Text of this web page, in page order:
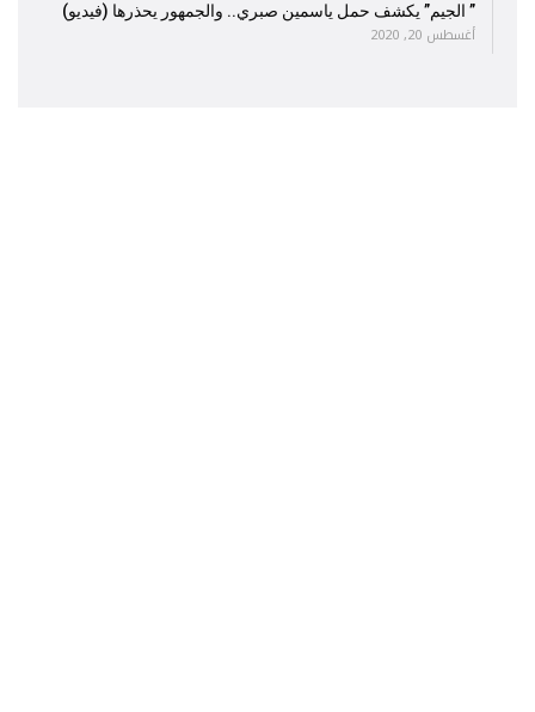
” الجيم” يكشف حمل ياسمين صبري.. والجمهور يحذرها (فيديو)
أغسطس 20, 2020